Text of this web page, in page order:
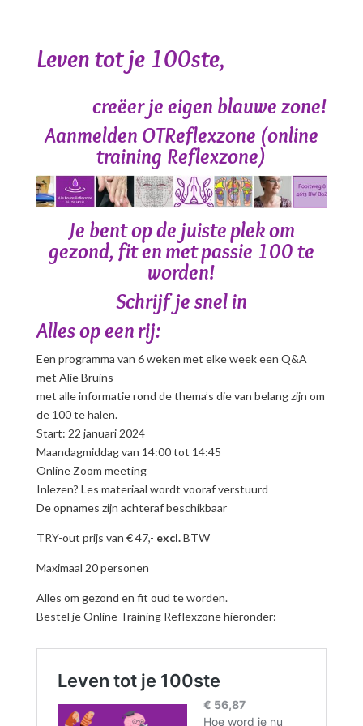
Leven tot je 100ste,
creëer je eigen blauwe zone!
Aanmelden OTReflexzone (online
training Reflexzone)
Je bent op de juiste plek om
gezond, fit en met passie 100 te
worden!
Schrijf je snel in
Alles op een rij:
Een programma van 6 weken met elke week een Q&A
met Alie Bruins
met alle informatie rond de thema’s die van belang zijn om
de 100 te halen.
Start: 22 januari 2024
Maandagmiddag van 14:00 tot 14:45
Online Zoom meeting
Inlezen? Les materiaal wordt vooraf verstuurd
De opnames zijn achteraf beschikbaar
TRY-out prijs van € 47,- excl.BTW
Maximaal 20 personen
Alles om gezond en fit oud te worden.
Bestel je Online Training Reflexzone hieronder: